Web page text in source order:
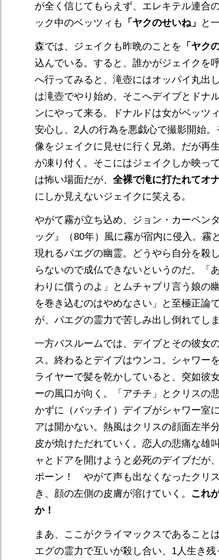
が全く信じてもらえず、エレキテル連合
ック中のベッツィも
「ヤクのせいね」 と
森では、ジェイクも昨晩のことを 「ヤク
込んでいる。すると、誰かがジェイクを
へ行ってみると、滝壺にはオッパイ丸出
は滝壺でやり始め、そこへデイブとドナ
ンにやって来る。ドナルドは女がベッツ
安心し、2人の行為を悪戯心で撮影開始
像をジェイクに見せに行く兄弟。だが再
が凍り付く。そこにはジェイクしか映っ
は怖い場面だが、 全裸で滝に打たれてオ
にしか見えないジェイクに笑える。
やがて霧が立ち込め、ジョン・カーペン
ッグ』（80年）風に霧が宿内に侵入。霧
現れるパエグの幽霊。どうやら自分を殺
らないので成仏できないというのだ。「
わりに償うのよ」とムチャブリ言う娘の
を巻き込むのはやめなさい」と至極正論
が、パエグの霊力で苦しみ出し倒れてし
一方バスルームでは、デイブとその彼女
ス。終わるとデイブはウンコ。シャワー
ライヤーで髪を乾かしていると、突如彼
ーの風口が向く。「アチチ」とクリスの
かずに（バッチイ）デイブがシャワー室
アは開かない。熱風はクリスの顔面左半
皮が焼けただれていく。恋人の悲痛な雄
ャとドアを開けようと必死のデイブだが
ポーン！ やがて声も出なくなったクリ
き、顔の左側の皮膚が溶けていく。 これ
か！
まあ、ここがクライマックスであること
エグの霊力で互いが殺し合い、1人生き